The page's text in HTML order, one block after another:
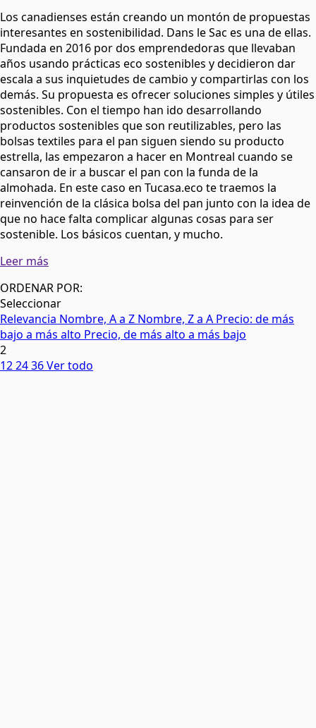
Los canadienses están creando un montón de propuestas
interesantes en sostenibilidad. Dans le Sac es una de ellas.
Fundada en 2016 por dos emprendedoras que llevaban
años usando prácticas eco sostenibles y decidieron dar
escala a sus inquietudes de cambio y compartirlas con los
demás. Su propuesta es ofrecer soluciones simples y útiles
sostenibles. Con el tiempo han ido desarrollando
productos sostenibles que son reutilizables, pero las
bolsas textiles para el pan siguen siendo su producto
estrella, las empezaron a hacer en Montreal cuando se
cansaron de ir a buscar el pan con la funda de la
almohada. En este caso en Tucasa.eco te traemos la
reinvención de la clásica bolsa del pan junto con la idea de
que no hace falta complicar algunas cosas para ser
sostenible. Los básicos cuentan, y mucho.
Leer más
ORDENAR POR:
Seleccionar
Relevancia Nombre, A a Z Nombre, Z a A Precio: de más
bajo a más alto Precio, de más alto a más bajo
2
122436Ver todo